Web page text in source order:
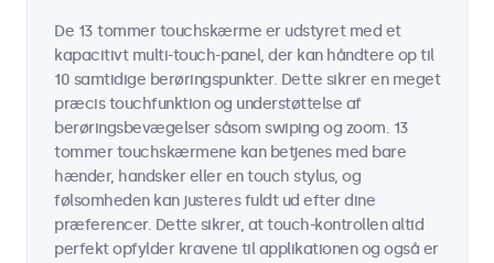
De 13 tommer touchskærme er udstyret med et
kapacitivt multi-touch-panel, der kan håndtere op til
10 samtidige berøringspunkter. Dette sikrer en meget
præcis touchfunktion og understøttelse af
berøringsbevægelser såsom swiping og zoom. 13
tommer touchskærmene kan betjenes med bare
hænder, handsker eller en touch stylus, og
følsomheden kan justeres fuldt ud efter dine
præferencer. Dette sikrer, at touch-kontrollen altid
perfekt opfylder kravene til applikationen og også er